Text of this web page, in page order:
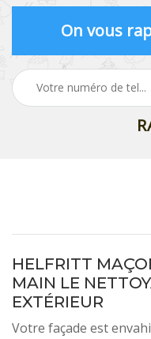
On vous
HELFRITT
MAIN LE
EXTÉRIEUR
Votre façade est